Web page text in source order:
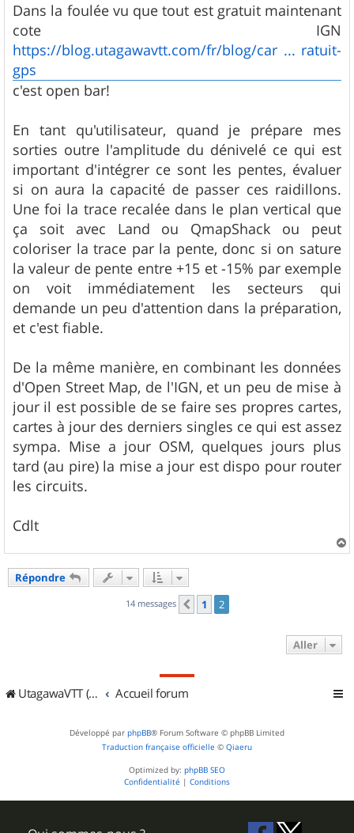
Dans la foulée vu que tout est gratuit maintenant
cote IGN
https://blog.utagawavtt.com/fr/blog/car ... ratuit-
gps
c'est open bar!
En tant qu'utilisateur, quand je prépare mes
sorties outre l'amplitude du dénivelé ce qui est
important d'intégrer ce sont les pentes, évaluer
si on aura la capacité de passer ces raidillons.
Une foi la trace recalée dans le plan vertical que
ça soit avec Land ou QmapShack ou peut
coloriser la trace par la pente, donc si on sature
la valeur de pente entre +15 et -15% par exemple
on voit immédiatement les secteurs qui
demande un peu d'attention dans la préparation,
et c'est fiable.
De la même manière, en combinant les données
d'Open Street Map, de l'IGN, et un peu de mise à
jour il est possible de se faire ses propres cartes,
cartes à jour des derniers singles ce qui est assez
sympa. Mise a jour OSM, quelques jours plus
tard (au pire) la mise a jour est dispo pour router
les circuits.
Cdlt
a
Répondre
14 messages Précédent
1 2
Aller
UtagawaVTT (Randos VTT et VTTAE avec traces GPS) Accueil forum
Développé par phpBB® Forum Software © phpBB Limited
Traduction française officielle © Qiaeru
Optimized by: phpBB SEO
Confidentialité | Conditions